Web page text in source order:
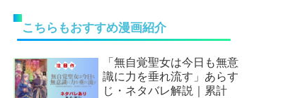
こちらもおすすめ漫画紹介
「無自覚聖女は今日も無意
識に力を垂れ流す」あらす
じ・ネタバレ解説｜累計